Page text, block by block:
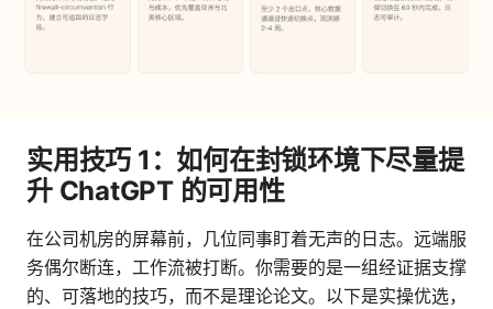
实用技巧 1：如何在封锁环境下尽量提
升 ChatGPT 的可用性
在公司机房的屏幕前，几位同事盯着无声的日志。远端服
务偶尔断连，工作流被打断。你需要的是一组经证据支撑
的、可落地的技巧，而不是理论论文。以下是实操优选，